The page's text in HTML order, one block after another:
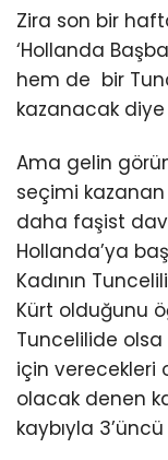
Zira son bir
‘Hollanda
hem de bir
kazanacak
Ama gelin
seçimi
daha faşist
Hollanda’ya
Kadının
Kürt olduğunu
Tuncelilide
için verecekleri
olacak denen
kaybıyla